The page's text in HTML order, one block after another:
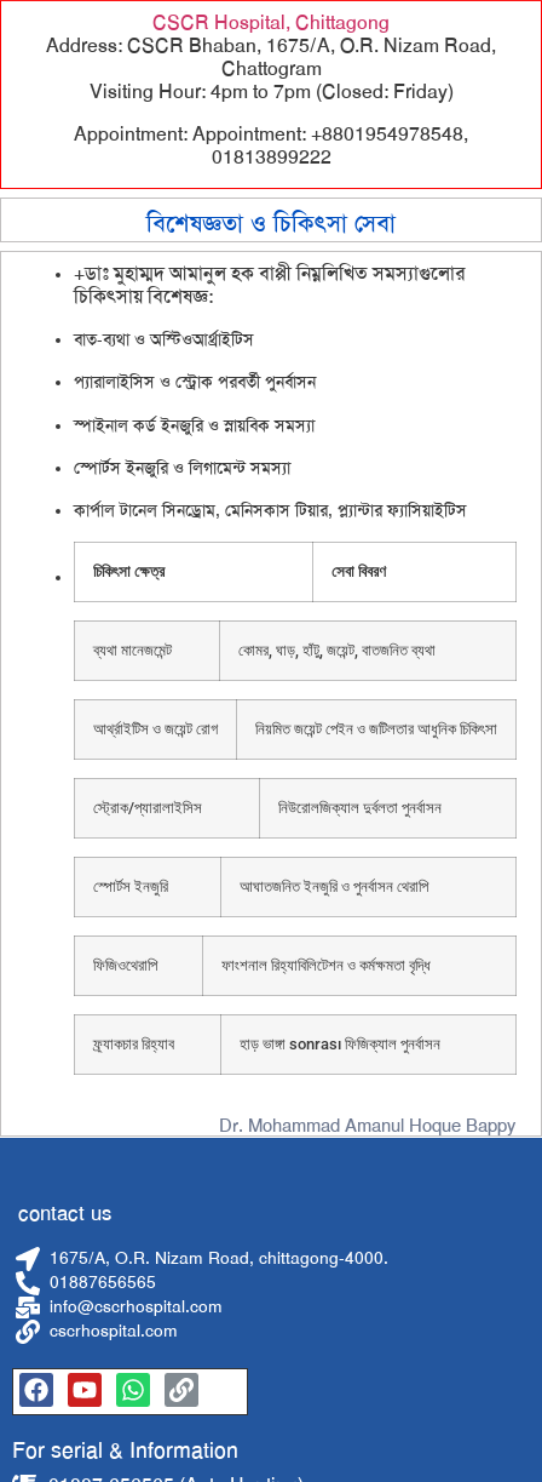
CSCR Hospital, Chittagong
Address: CSCR Bhaban, 1675/A, O.R. Nizam Road,
Chattogram
Visiting Hour: 4pm to 7pm (Closed: Friday)
Appointment: Appointment: +8801954978548,
01813899222
বিশেষজ্ঞতা ও চিকিৎসা সেবা
+ডাঃ মুহাম্মদ আমানুল হক বাপ্পী নিম্নলিখিত সমস্যাগুলোর
চিকিৎসায় বিশেষজ্ঞ:
বাত-ব্যথা ও অস্টিওআর্থ্রাইটিস
প্যারালাইসিস ও স্ট্রোক পরবর্তী পুনর্বাসন
স্পাইনাল কর্ড ইনজুরি ও স্নায়বিক সমস্যা
স্পোর্টস ইনজুরি ও লিগামেন্ট সমস্যা
কার্পাল টানেল সিনড্রোম, মেনিসকাস টিয়ার, প্ল্যান্টার ফ্যাসিয়াইটিস
চিকিৎসা ক্ষেত্র সেবা বিবরণ
ব্যথা মানেজমেন্ট কোমর, ঘাড়, হাঁটু, জয়েন্ট, বাতজনিত ব্যথা
আর্থ্রাইটিস ও জয়েন্ট রোগ নিয়মিত জয়েন্ট পেইন ও জটিলতার আধুনিক চিকিৎসা
স্ট্রোক/প্যারালাইসিস নিউরোলজিক্যাল দুর্বলতা পুনর্বাসন
স্পোর্টস ইনজুরি আঘাতজনিত ইনজুরি ও পুনর্বাসন থেরাপি
ফিজিওথেরাপি ফাংশনাল রিহ্যাবিলিটেশন ও কর্মক্ষমতা বৃদ্ধি
ফ্র্যাকচার রিহ্যাব হাড় ভাঙ্গা sonrası ফিজিক্যাল পুনর্বাসন
Dr. Mohammad Amanul Hoque Bappy
contact us
1675/A, O.R. Nizam Road, chittagong-4000.
01887656565
info@cscrhospital.com
cscrhospital.com
For serial & Information